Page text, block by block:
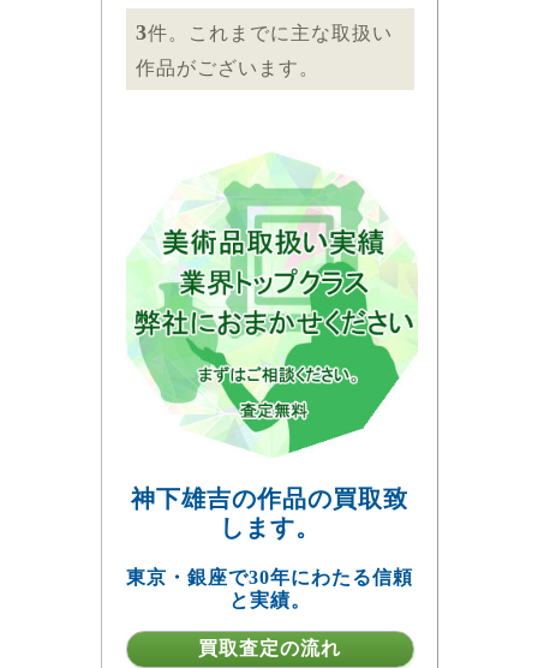
3件。これまでに主な取扱い
作品がございます。
神下雄吉の作品の買取致
します。
東京・銀座で30年にわたる信頼
と実績。
買取査定の流れ